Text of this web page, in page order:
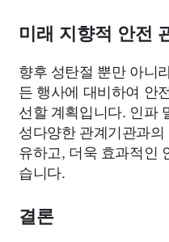
미래 지향적 안전
향후 성탄절 뿐만 아니
든 행사에 대비하여 안
선할 계획입니다. 인파
성다양한 관계기관과
유하고, 더욱 효과적인
습니다.
결론